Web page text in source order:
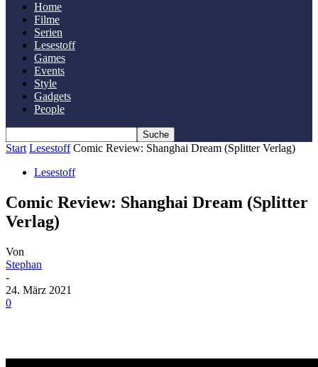
Home
Filme
Serien
Lesestoff
Games
Events
Style
Gadgets
People
Start Lesestoff Comic Review: Shanghai Dream (Splitter Verlag)
Lesestoff
Comic Review: Shanghai Dream (Splitter
Verlag)
Von
Stephan
-
24. März 2021
0